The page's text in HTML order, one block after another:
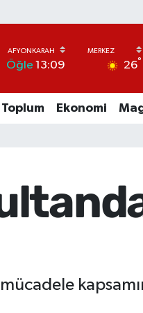
Öğle 13:09 26°
Ekonomi